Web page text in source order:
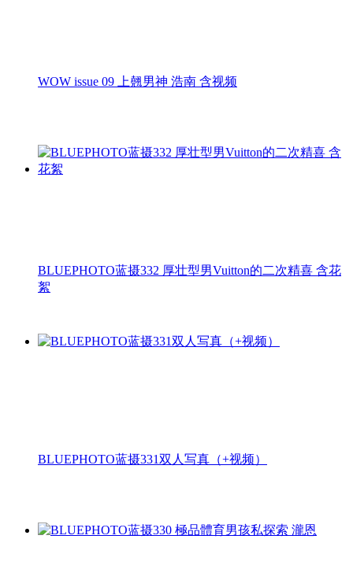
WOW issue 09 上翹男神 浩南 含视频
BLUEPHOTO蓝摄332 厚壮型男Vuitton的二次精喜 含花
絮
BLUEPHOTO蓝摄331双人写真（+视频）